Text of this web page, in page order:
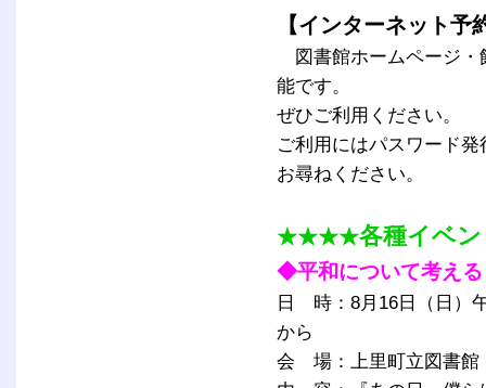
【インターネット予
図書館ホームページ・
能です。
ぜひご利用ください。
ご利用にはパスワード
お尋ねください。
★★★★各種イベ
◆平和について考え
日 時：8月16日（日）
から
会 場：上里町立図書